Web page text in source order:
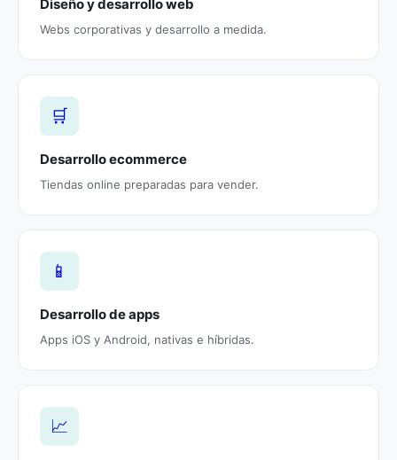
Diseño y desarrollo web
Webs corporativas y desarrollo a medida.
🛒
Desarrollo ecommerce
Tiendas online preparadas para vender.
📱
Desarrollo de apps
Apps iOS y Android, nativas e híbridas.
📈